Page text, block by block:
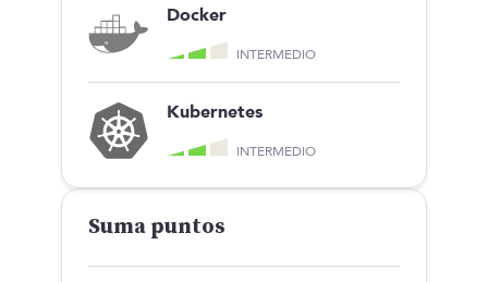
Docker
INTERMEDIO
Kubernetes
INTERMEDIO
Suma puntos